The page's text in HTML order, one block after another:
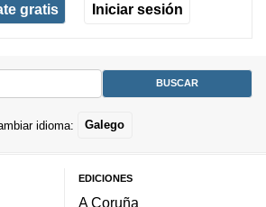
gratis Iniciar sesión
idioma: Galego
EDICIONES
A Coruña